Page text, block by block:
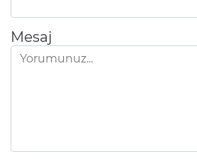
Mesaj